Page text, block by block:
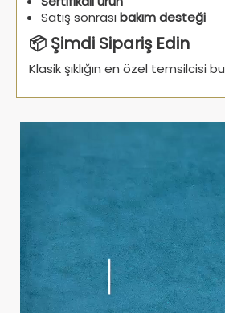
Satış sonrası bakım desteği
📦 Şimdi Sipariş Edin
Klasik şıklığın en özel temsilcisi bu